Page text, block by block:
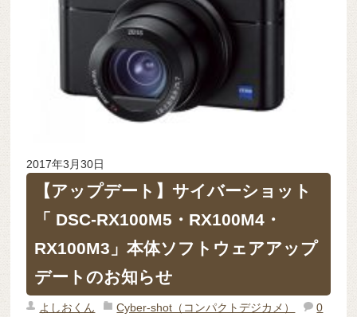
2017年3月30日
【アップデート】サイバーショット
「 DSC-RX100M5・RX100M4・
RX100M3」本体ソフトウェアアップ
デートのお知らせ
よしおくん Cyber-shot（コンパクトデジカメ）
0